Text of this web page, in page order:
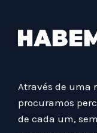
Através de uma
procuramos
de cada um,